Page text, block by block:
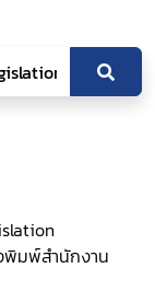
พิมพ์สำนักงาน